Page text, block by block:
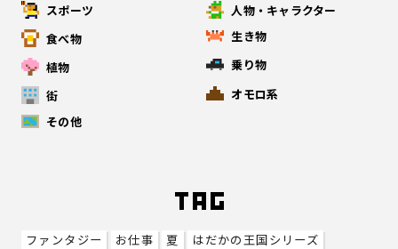
スポーツ
人物・キャラクター
食べ物
生き物
植物
乗り物
街
オモロ系
その他
ファンタジー お仕事 夏
はだかの王国シリーズ